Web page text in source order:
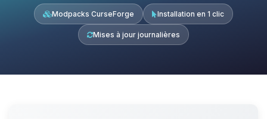
Modpacks CurseForge Installation en 1 clic
Mises à jour journalières